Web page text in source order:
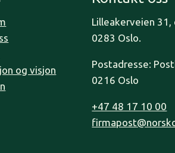
og visjon
Lilleakerveien 31,
0283 Oslo.
Postadresse:
0216 Oslo
+47 48 17 10 00